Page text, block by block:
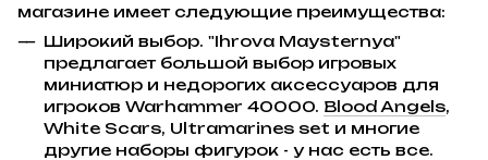
магазине имеет следующие преимущества:
Широкий выбор. "Ihrova Maysternya"
предлагает большой выбор игровых
миниатюр и недорогих аксессуаров для
игроков Warhammer 40000. Blood Angels,
White Scars, Ultramarines set и многие
другие наборы фигурок - у нас есть все.